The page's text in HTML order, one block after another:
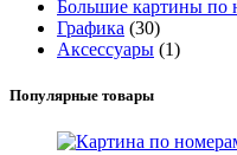
Большие картины по
Графика (30)
Аксессуары (1)
Популярные товары